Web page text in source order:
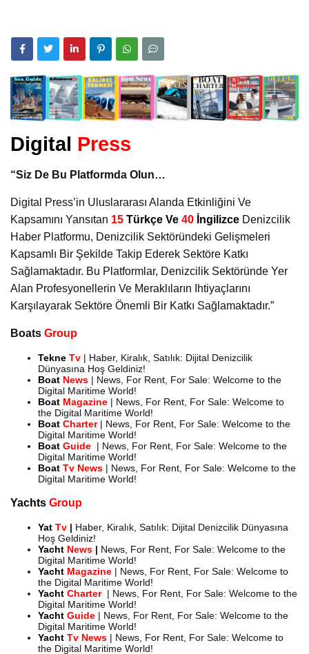
Digital Press
“Siz De Bu Platformda Olun…
Digital Press’in Uluslararası Alanda Etkinliğini Ve
Kapsamını Yansıtan 15 Türkçe Ve 40 İngilizce Denizcilik
Haber Platformu, Denizcilik Sektöründeki Gelişmeleri
Kapsamlı Bir Şekilde Takip Ederek Sektöre Katkı
Sağlamaktadır. Bu Platformlar, Denizcilik Sektöründe Yer
Alan Profesyonellerin Ve Meraklıların Ihtiyaçlarını
Karşılayarak Sektöre Önemli Bir Katkı Sağlamaktadır.”
Boats Group
Tekne Tv | Haber, Kiralık, Satılık: Dijital Denizcilik
Dünyasına Hoş Geldiniz!
Boat News | News, For Rent, For Sale: Welcome to the
Digital Maritime World!
Boat Magazine | News, For Rent, For Sale: Welcome to
the Digital Maritime World!
Boat Charter| News, For Rent, For Sale: Welcome to the
Digital Maritime World!
Boat Guide | News, For Rent, For Sale: Welcome to the
Digital Maritime World!
Boat Tv News | News, For Rent, For Sale: Welcome to the
Digital Maritime World!
Yachts Group
Yat Tv | Haber, Kiralık, Satılık: Dijital Denizcilik Dünyasına
Hoş Geldiniz!
Yacht News | News, For Rent, For Sale: Welcome to the
Digital Maritime World!
Yacht Magazine | News, For Rent, For Sale: Welcome to
the Digital Maritime World!
Yacht Charter | News, For Rent, For Sale: Welcome to the
Digital Maritime World!
Yacht Guide | News, For Rent, For Sale: Welcome to the
Digital Maritime World!
Yacht Tv News | News, For Rent, For Sale: Welcome to
the Digital Maritime World!